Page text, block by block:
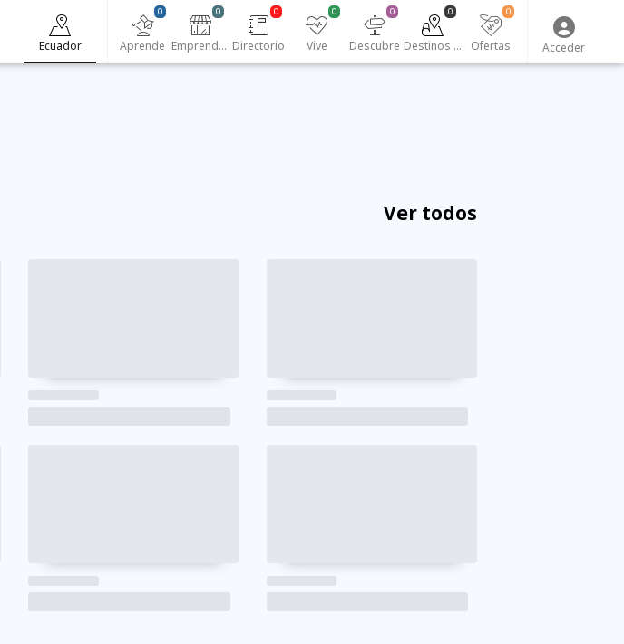
Ecuador Aprende
0
Emprendedores
0
Directorio
0
Vive
0
Descubre
0
Destinos turísticos
0
Ofertas
0
Acceder
Ver todos